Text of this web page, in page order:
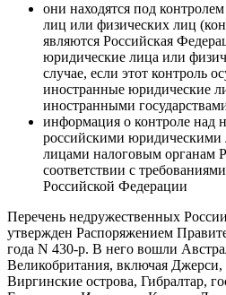
они находятся под
лиц или физических лиц
являются Российская
юридические лица или
случае, если этот контроль
иностранные юридические
иностранными
информация о контроле над
российскими
лицами налоговым органам
соответствии с
Российской Федерации
Перечень недружественных
утвержден Распоряжением
года N 430-р. В него вошли
Великобритания, включая
Виргинские острова, Гибралтар,